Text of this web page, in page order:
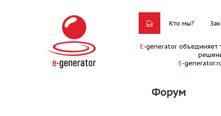
Кто мы?
E-generator объединяет
E-
Форум